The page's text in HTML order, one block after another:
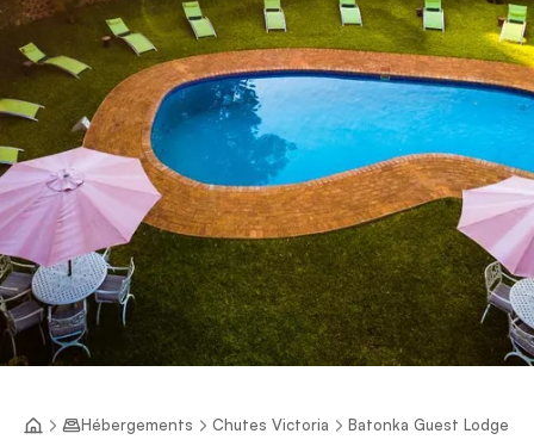
Hébergements Chutes Victoria Batonka Guest Lodge